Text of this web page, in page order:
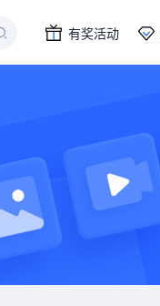
有奖活动